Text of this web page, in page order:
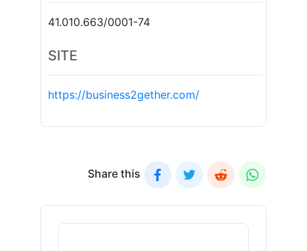
41.010.663/0001-74
SITE
https://business2gether.com/
Share this